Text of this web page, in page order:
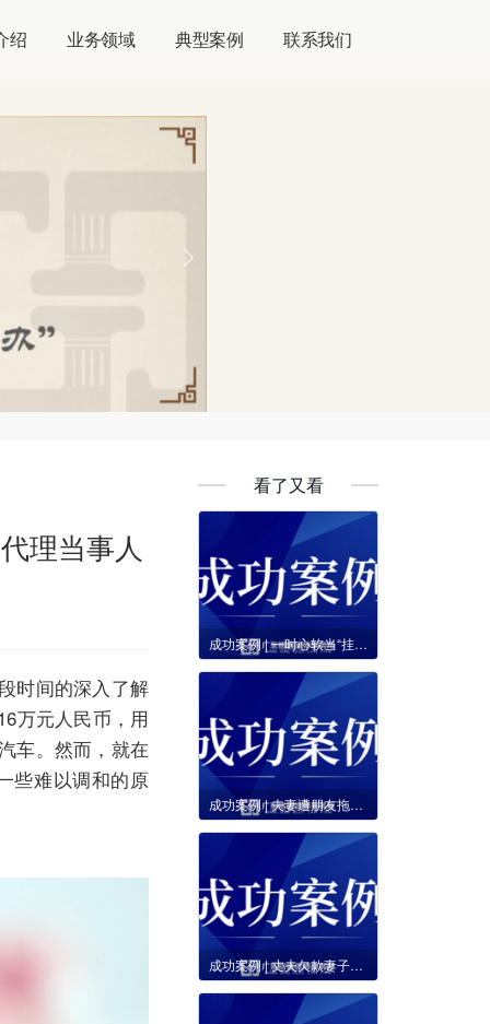
绍 业务领域 典型案例 联系我们
理当事人
时间的深入了解
万元人民币，用
车。然而，就在
些难以调和的原
看了又看
成功案例 | 一时心软当“挂名法人”却面临高额债务且限高，格德助当事人涤除全部登记事项。
成功案例 | 夫妻遭朋友拖欠本息达2800余万元，格德律师成功推翻被告400万还款抵扣本金的主张，助当事人争取高额逾期利息。
成功案例 | 丈夫欠款妻子却被诉连带还款，甚至撤销离婚房产分割？格德律师助当事人成功驳回夫妻共同债务与撤销离婚房产处置诉请。